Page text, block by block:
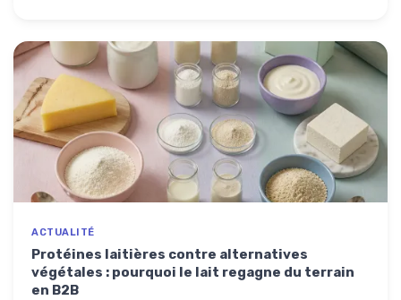
ACTUALITÉ
Protéines laitières contre alternatives
végétales : pourquoi le lait regagne du terrain
en B2B